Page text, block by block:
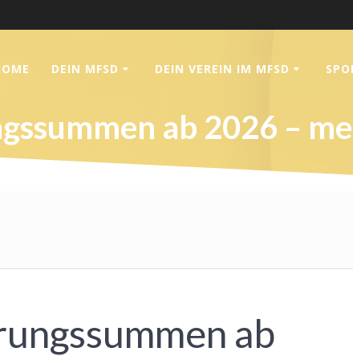
DEIN MFSD DEIN VEREIN IM MFSD
ab 2026 –
ab